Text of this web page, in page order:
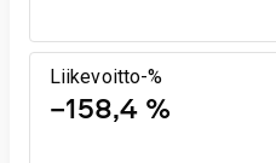
Liikevoitto-%
−158,4 %